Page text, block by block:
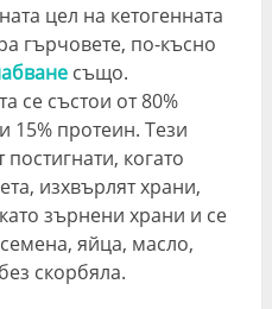
цел на кетогенната
гърчовете, по-късно
също.
се състои от 80%
15% протеин. Тези
когато
изхвърлят храни,
зърнени храни и се
яйца, масло,
скорбяла.